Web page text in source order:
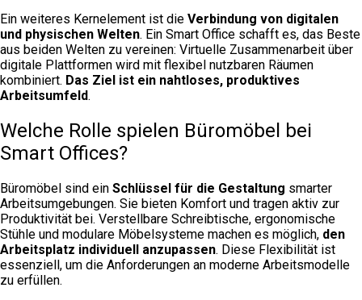
Ein weiteres Kernelement ist die Verbindung von digitalen
und physischen Welten. Ein Smart Office schafft es, das Beste
aus beiden Welten zu vereinen: Virtuelle Zusammenarbeit über
digitale Plattformen wird mit flexibel nutzbaren Räumen
kombiniert. Das Ziel ist ein nahtloses, produktives
Arbeitsumfeld.
Welche Rolle spielen Büromöbel bei
Smart Offices?
Büromöbel sind ein Schlüssel für die Gestaltung smarter
Arbeitsumgebungen. Sie bieten Komfort und tragen aktiv zur
Produktivität bei. Verstellbare Schreibtische, ergonomische
Stühle und modulare Möbelsysteme machen es möglich, den
Arbeitsplatz individuell anzupassen. Diese Flexibilität ist
essenziell, um die Anforderungen an moderne Arbeitsmodelle
zu erfüllen.